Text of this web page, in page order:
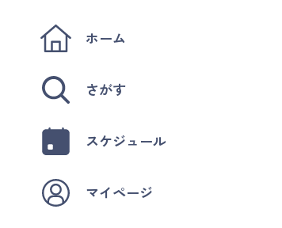
ホーム
さがす
スケジュール
マイページ